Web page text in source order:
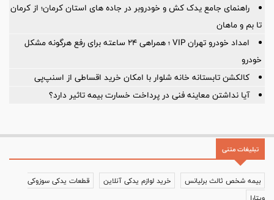
راهنمای جامع یدک کش و خودروبر در جاده های استان کرمان؛ از کرمان
تا بم و ماهان
امداد خودرو تهران VIP ؛ همراهی ۲۴ ساعته برای رفع هرگونه مشکل
خودرو
کالکشن تابستانه خانه شلوار با امکان خرید اقساطی از اسنپ‌پی
آیا نداشتن معاینه فنی در پرداخت خسارت بیمه تاثیر دارد؟
تبلیغات متنی
بیمه شخص ثالث برلیانس خرید لوازم یدکی آنلاین
قطعات یدکی سوزوکی
ویتارا